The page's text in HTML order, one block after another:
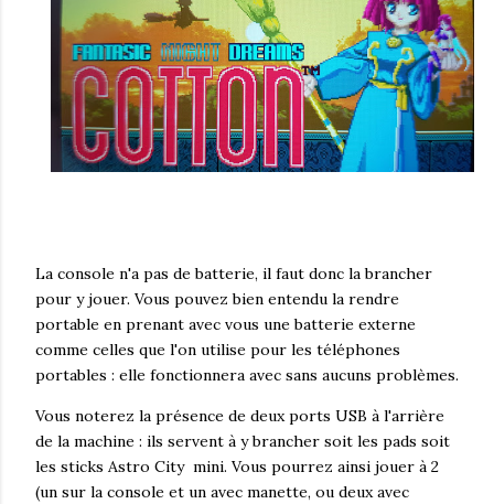
La console n'a pas de batterie, il faut donc la brancher
pour y jouer. Vous pouvez bien entendu la rendre
portable en prenant avec vous une batterie externe
comme celles que l'on utilise pour les téléphones
portables : elle fonctionnera avec sans aucuns problèmes.
Vous noterez la présence de deux ports USB à l'arrière
de la machine : ils servent à y brancher soit les pads soit
les sticks Astro City mini. Vous pourrez ainsi jouer à 2
(un sur la console et un avec manette, ou deux avec